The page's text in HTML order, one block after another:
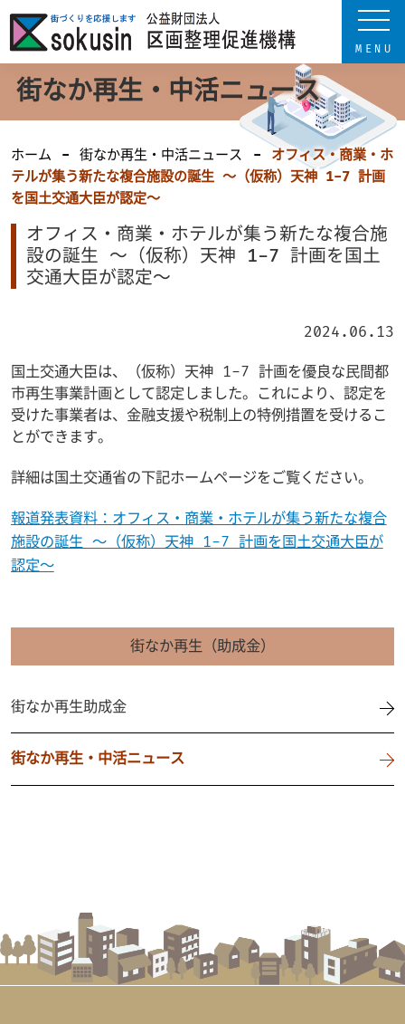
街なか再生・中活ニュース
ホーム 街なか再生・中活ニュース
オフィス・商業・ホ
テルが集う新たな複合施設の誕生 ～（仮称）天神 1-7 計画
を国土交通大臣が認定～
オフィス・商業・ホテルが集う新たな複合施
設の誕生 ～（仮称）天神 1-7 計画を国土
交通大臣が認定～
2024.06.13
国土交通大臣は、（仮称）天神 1-7 計画を優良な民間都
市再生事業計画として認定しました。これにより、認定を
受けた事業者は、金融支援や税制上の特例措置を受けるこ
とができます。
詳細は国土交通省の下記ホームページをご覧ください。
報道発表資料：オフィス・商業・ホテルが集う新たな複合
施設の誕生 ～（仮称）天神 1-7 計画を国土交通大臣が
認定～
街なか再生（助成金）
街なか再生助成金
街なか再生・中活ニュース